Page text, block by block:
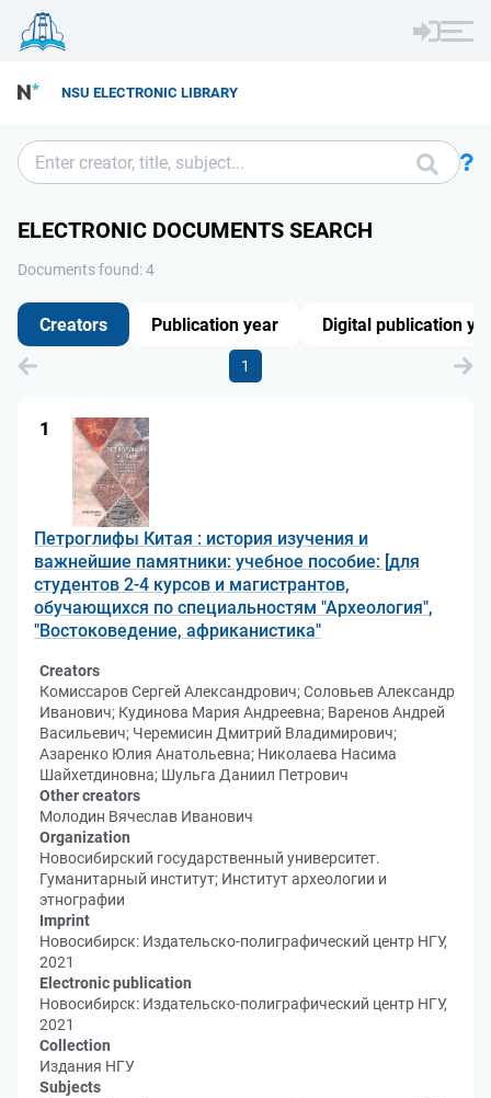
NSU ELECTRONIC LIBRARY
ELECTRONIC DOCUMENTS SEARCH
Documents found: 4
1
1
Петроглифы Китая : история изучения и
важнейшие памятники: учебное пособие: [для
студентов 2-4 курсов и магистрантов,
обучающихся по специальностям "Археология",
"Востоковедение, африканистика"
Creators
Комиссаров Сергей Александрович; Соловьев Александр
Иванович; Кудинова Мария Андреевна; Варенов Андрей
Васильевич; Черемисин Дмитрий Владимирович;
Азаренко Юлия Анатольевна; Николаева Насима
Шайхетдиновна; Шульга Даниил Петрович
Other creators
Молодин Вячеслав Иванович
Organization
Новосибирский государственный университет.
Гуманитарный институт; Институт археологии и
этнографии
Imprint
Новосибирск: Издательско-полиграфический центр НГУ,
2021
Electronic publication
Новосибирск: Издательско-полиграфический центр НГУ,
2021
Collection
Издания НГУ
Subjects
Creators Publication year Digital publication